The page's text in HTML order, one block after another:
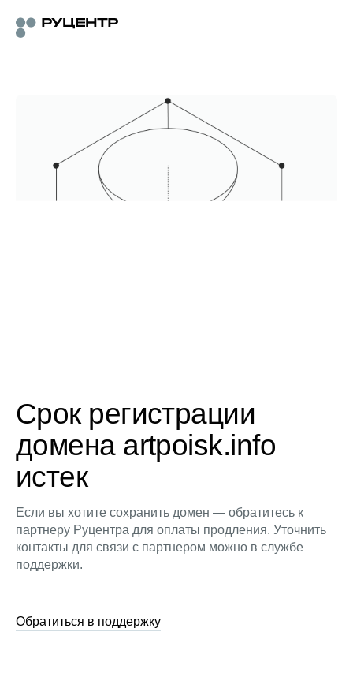
Срок регистрации
домена artpoisk.info
истек
Если вы хотите сохранить домен — обратитесь к
партнеру Руцентра для оплаты продления. Уточнить
контакты для связи с партнером можно в службе
поддержки.
Обратиться в поддержку